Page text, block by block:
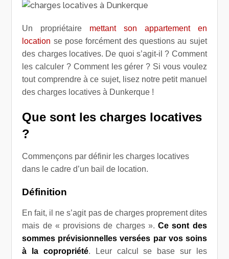
Un propriétaire mettant son appartement en
location se pose forcément des questions au sujet
des charges locatives. De quoi s’agit-il ? Comment
les calculer ? Comment les gérer ? Si vous voulez
tout comprendre à ce sujet, lisez notre petit manuel
des charges locatives à Dunkerque !
Que sont les charges locatives
?
Commençons par définir les charges locatives
dans le cadre d’un bail de location.
Définition
En fait, il ne s’agit pas de charges proprement dites
mais de « provisions de charges ».Ce sont des
sommes prévisionnelles versées par vos soins
à la copropriété. Leur calcul se base sur les